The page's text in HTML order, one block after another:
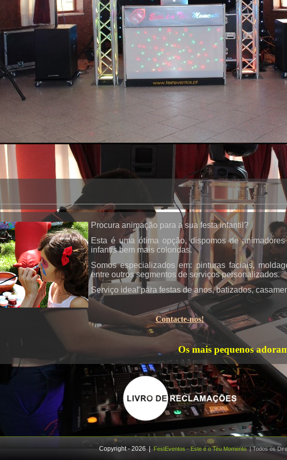
Karaoke
Procura animação para a sua festa infantil?
Esta é uma ótima opção, dispomos de
infantis bem mais coloridas.
Somos especializados em: pinturas faciais,
entre outros segmentos de serviços personalizados.
Serviço ideal para festas de anos, batizados,
Contacte-nos!
Os mais pequenos
Copyright - 2026| FestEventos - Este é o Teu Momento| Todos os